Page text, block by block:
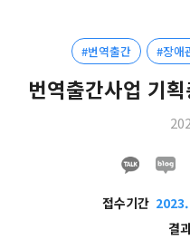
#번역출간 #장애
번역출간사업 기
접수기간
결